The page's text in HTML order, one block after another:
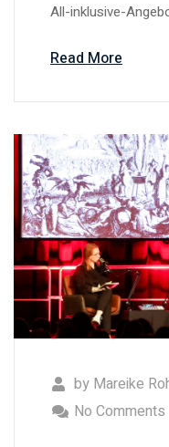
All-inklusive-
Read More
by Mareike
No Comments